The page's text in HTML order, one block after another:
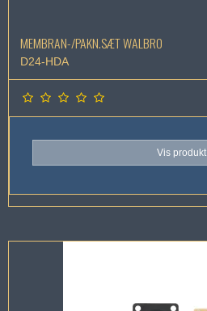
MEMBRAN-/PAKN.SÆT WALBRO
D24-HDA
Vis produkt